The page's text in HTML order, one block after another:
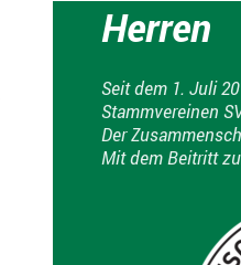
Herren
Seit dem 1. Juli
Stammvereinen
Der
Mit dem Beitritt